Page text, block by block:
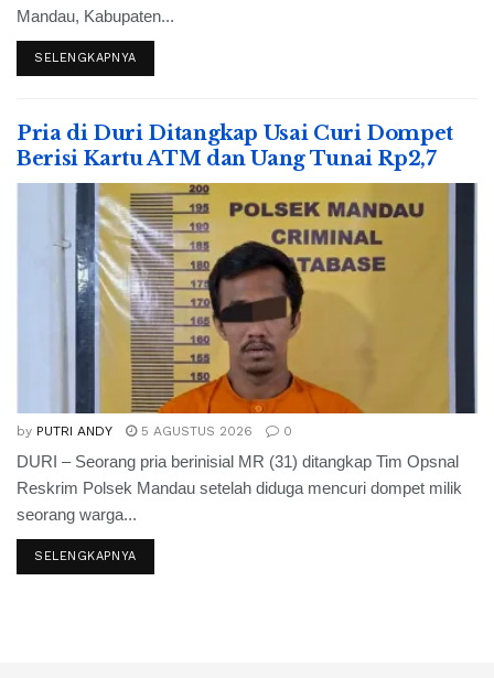
Mandau, Kabupaten...
SELENGKAPNYA
Pria di Duri Ditangkap Usai Curi Dompet
Berisi Kartu ATM dan Uang Tunai Rp2,7
by PUTRI ANDY 5 AGUSTUS 2026 0
DURI – Seorang pria berinisial MR (31) ditangkap Tim Opsnal
Reskrim Polsek Mandau setelah diduga mencuri dompet milik
seorang warga...
SELENGKAPNYA